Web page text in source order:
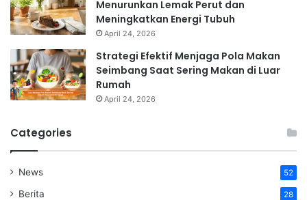
Menurunkan Lemak Perut dan
Meningkatkan Energi Tubuh
April 24, 2026
Strategi Efektif Menjaga Pola Makan
Seimbang Saat Sering Makan di Luar
Rumah
April 24, 2026
Categories
News 52
Berita 28